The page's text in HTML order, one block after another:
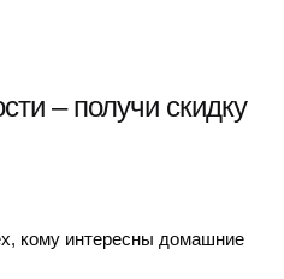
– получи скидку
кому интересны домашние